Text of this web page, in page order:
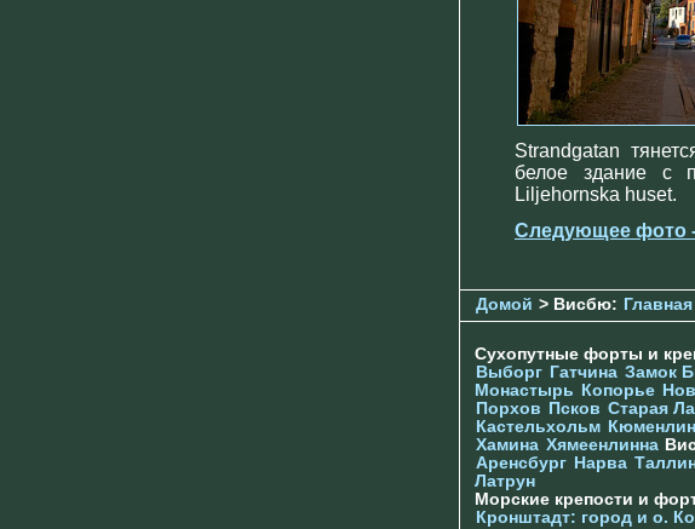
Strandgatan
белое здание с
Liljehornska huset.
Следующее фото
Домой > Висбю: Главная
Сухопутные форты и
Выборг Гатчина Замок
Монастырь
Копорье
Порхов
Псков Старая
Кастельхольм
Хамина Хямеенлинна
Аренсбург Нарва
Латрун
Морские крепости и
Кронштадт: город и о.